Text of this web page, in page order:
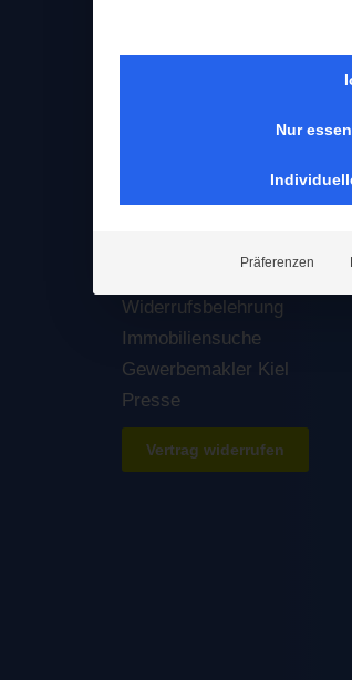
RECHTLICHES
Widerrufsbelehrung
Immobiliensuche
Gewerbemakler Kiel
Presse
Vertrag widerrufen
Nur
Präferenzen